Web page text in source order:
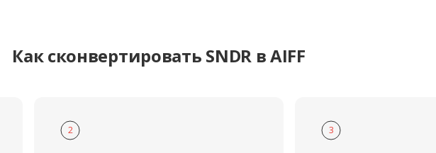
Как сконвертировать SNDR в AIFF
2 3